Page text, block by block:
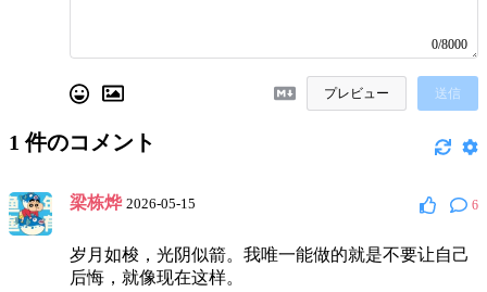
0/8000
プレビュー 送信
1 件のコメント
梁栋烨 2026-05-15 6
岁月如梭，光阴似箭。我唯一能做的就是不要让自己
后悔，就像现在这样。